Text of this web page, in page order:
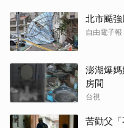
北市颳
自由電子報
澎湖爆
房間
台視
苦勸父「
取消